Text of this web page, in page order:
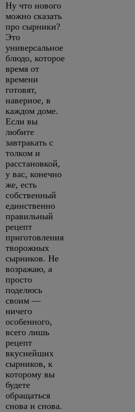
Ну что нового
можно сказать
про сырники?
Это
универсальное
блюдо, которое
время от
времени
готовят,
наверное, в
каждом доме.
Если вы
любите
завтракать с
толком и
расстановкой,
у вас, конечно
же, есть
собственный
единственно
правильный
рецепт
приготовления
творожных
сырников. Не
возражаю, а
просто
поделюсь
своим —
ничего
особенного,
всего лишь
рецепт
вкуснейших
сырников, к
которому вы
будете
обращаться
снова и снова.